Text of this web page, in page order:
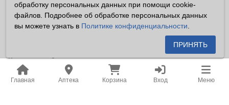
Главная Аптека Корзина Вход Меню
Информация, размещенная на данном сайте имеет
справочный характер, и не должна восприниматься
посетителями сайта как публичная оферта, предусмотренная
Владелец сайта устанавливает запрет на цитирование,
копирование и размещение информации, размещенной на
настоящем сайте newapteka.ru, включая информацию о
обработку персональных данных при помощи cookie-
файлов. Подробнее об обработке персональных данных
вы можете узнать в Политике конфиденциальности
ПРИНЯТЬ